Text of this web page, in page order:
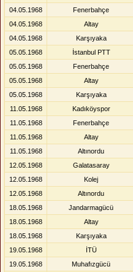
04.05.1968
Fenerbahçe
04.05.1968
Altay
04.05.1968
Karşıyaka
05.05.1968
İstanbul PTT
05.05.1968
Fenerbahçe
05.05.1968
Altay
05.05.1968
Karşıyaka
11.05.1968
Kadıköyspor
11.05.1968
Fenerbahçe
11.05.1968
Altay
11.05.1968
Altınordu
12.05.1968
Galatasaray
12.05.1968
Kolej
12.05.1968
Altınordu
18.05.1968
Jandarmagücü
18.05.1968
Altay
18.05.1968
Karşıyaka
19.05.1968
İTÜ
19.05.1968
Muhafızgücü